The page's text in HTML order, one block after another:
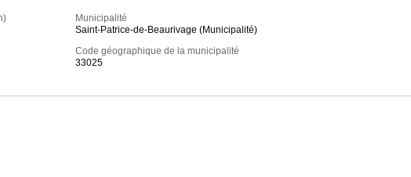
Municipalité
Saint-Patrice-de-Beaurivage (Municipalité)
Code géographique de la municipalité
33025